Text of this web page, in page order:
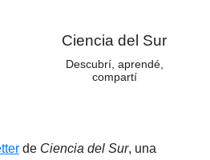
Ciencia del Sur
Descubrí, aprendé,
compartí
de Ciencia del Sur, una